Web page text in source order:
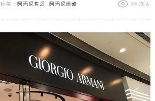
标签：阿玛尼售后 ,阿玛尼维修 39 次人